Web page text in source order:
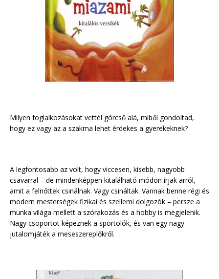
Milyen foglalkozásokat vettél górcső alá, miből gondoltad,
hogy ez vagy az a szakma lehet érdekes a gyerekeknek?
A legfontosabb az volt, hogy viccesen, kisebb, nagyobb
csavarral – de mindenképpen kitalálható módon írjak arról,
amit a felnőttek csinálnak. Vagy csináltak. Vannak benne régi és
modern mesterségek fizikai és szellemi dolgozók – persze a
munka világa mellett a szórakozás és a hobby is megjelenik.
Nagy csoportot képeznek a sportolók, és van egy nagy
jutalomjáték a meseszereplőkről.